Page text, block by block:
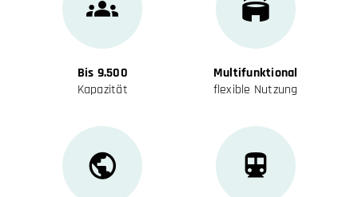
Bis 9.500
Kapazität
Multifunktional
flexible Nutzung